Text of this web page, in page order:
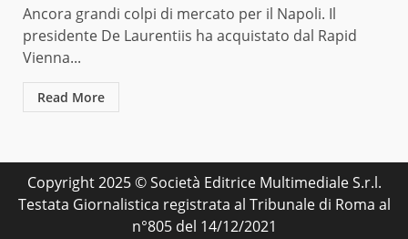
Ancora grandi colpi di mercato per il Napoli. Il
presidente De Laurentiis ha acquistato dal Rapid
Vienna...
Read More
Copyright 2025 © Società Editrice Multimediale S.r.l.
Testata Giornalistica registrata al Tribunale di Roma al
n°805 del 14/12/2021